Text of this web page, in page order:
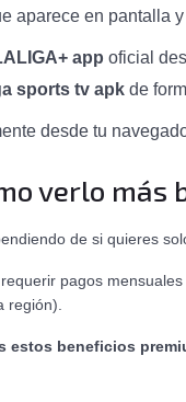
aparece en pantalla
app oficial
sports tv apk de
desde tu
verlo más
de si quieres
pagos
región).
estos beneficios